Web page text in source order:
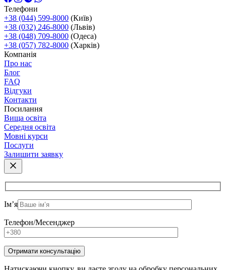
Телефони
+38 (044) 599-8000 (Київ)
+38 (032) 246-8000 (Львів)
+38 (048) 709-8000 (Одеса)
+38 (057) 782-8000 (Харків)
Компанія
Про нас
Блог
FAQ
Відгуки
Контакти
Посилання
Вища освіта
Середня освіта
Мовні курси
Послуги
Залишити заявку
Ім’я
Телефон/Месенджер